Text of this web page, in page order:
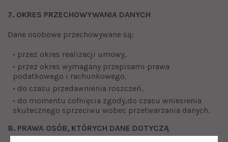
7. OKRES PRZECHOWYWANIA DANYCH
Dane osobowe przechowywane są:
• przez okres realizacji umowy,
• przez okres wymagany przepisami prawa
podatkowego i rachunkowego,
• do czasu przedawnienia roszczeń,
• do momentu cofnięcia zgody,do czasu wniesienia
skutecznego sprzeciwu wobec przetwarzania danych.
8. PRAWA OSÓB, KTÓRYCH DANE DOTYCZĄ